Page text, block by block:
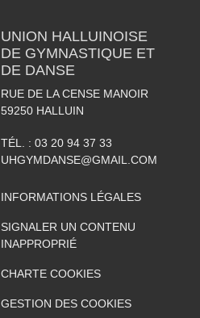
UNION HALLUINOISE
DE GYMNASTIQUE ET
DE DANSE
RUE DE LA CENSE MANOIR
59250 HALLUIN
TÉL. : 03 20 94 37 33
UHGYMDANSE@GMAIL.COM
INFORMATIONS LÉGALES
SIGNALER UN CONTENU
INAPPROPRIÉ
CHARTE COOKIES
GESTION DES COOKIES